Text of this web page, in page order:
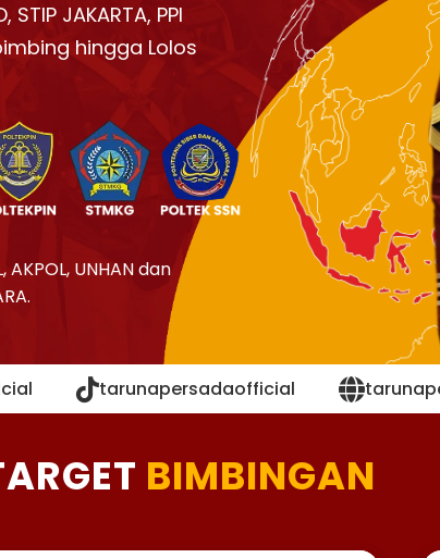
STIP JAKARTA, PPI
hingga Lolos
UNHAN dan
tarunapersadaofficial
BIMBINGAN